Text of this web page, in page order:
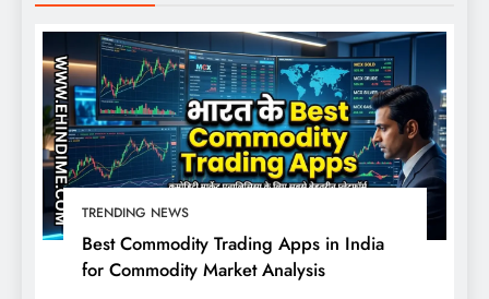
TRENDING NEWS
Best Commodity Trading Apps in India
for Commodity Market Analysis